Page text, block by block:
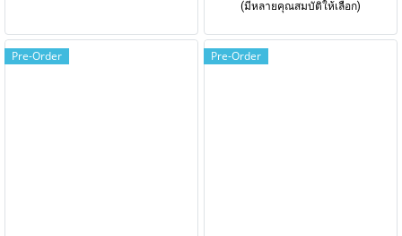
(มีหลายคุณสมบัติให้เลือก)
Pre-Order Pre-Order